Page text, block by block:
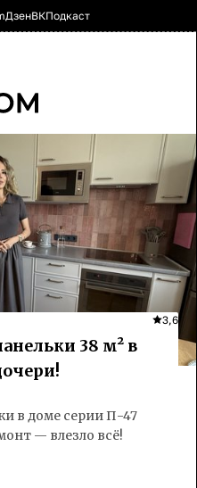
ДзенВКПодкаст
3,6
38 м² в
в доме серии П-47
— влезло всё!